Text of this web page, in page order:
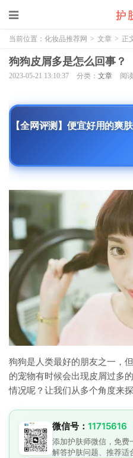
当前位置： 化妆品推荐网 > 文章 > 正
狗狗皮屑多是怎么回事？
2023-05-21 13:10:37 分类： 文章 阅
【全网评测】便宜好用的爽
狗狗是人类最好的朋友之一，
的宠物有时候会出现皮屑过多
情况呢？让我们从多个角度来探
微信号： 11715616
添加护肤师微信，免费
解答护肤问题、推荐适